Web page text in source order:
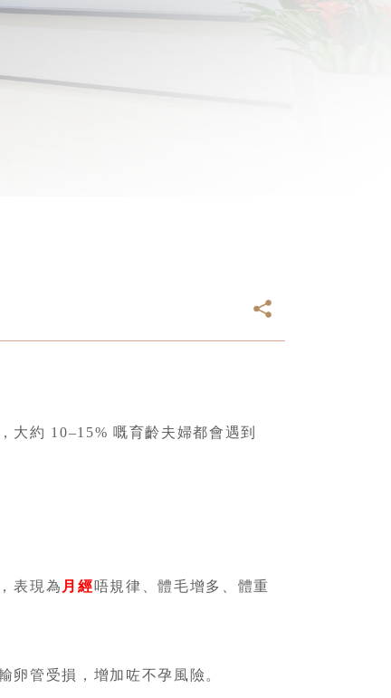
大約 10–15% 嘅育齡夫婦都會遇到
表現為 月經 唔規律、體毛增多、體重
卵管受損，增加咗不孕風險。